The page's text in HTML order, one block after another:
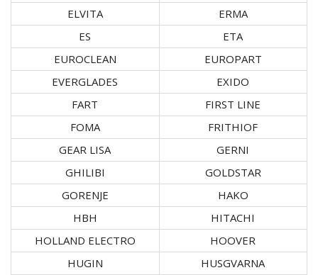
ELVITA
ERMA
ES
ETA
EUROCLEAN
EUROPART
EVERGLADES
EXIDO
FART
FIRST LINE
FOMA
FRITHIOF
GEAR LISA
GERNI
GHILIBI
GOLDSTAR
GORENJE
HAKO
HBH
HITACHI
HOLLAND ELECTRO
HOOVER
HUGIN
HUSGVARNA